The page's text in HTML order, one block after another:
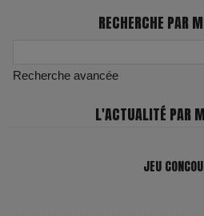
RECHERCHE PAR
Recherche avancée
L'ACTUALITÉ PAR
JEU